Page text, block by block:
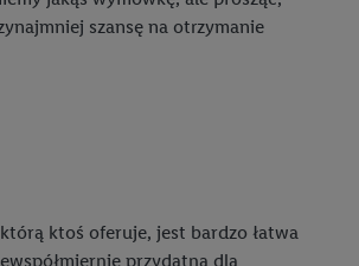
szansę na otrzymanie
ktoś oferuje, jest bardzo łatwa
przydatna dla
reklam opiera się na
które są również wzbogacane o dane z
uzyskiwanie dostępu do informacji na
w celu tworzenia grup docelowych